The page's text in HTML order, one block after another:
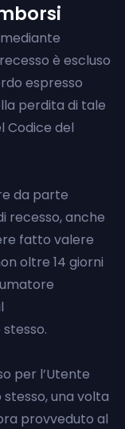
è escluso
espresso
perdita di tale
Codice del
da parte
recesso, anche
fatto valere
oltre 14 giorni
per l’Utente
una volta
provveduto al